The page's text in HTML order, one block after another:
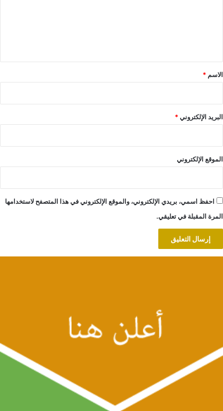
*
الاسم *
البريد الإلكتروني*
الموقع الإلكتروني
احفظ اسمي، بريدي الإلكتروني، والموقع الإلكتروني في هذا المتصفح لاستخدامها
المرة المقبلة في تعليقي.